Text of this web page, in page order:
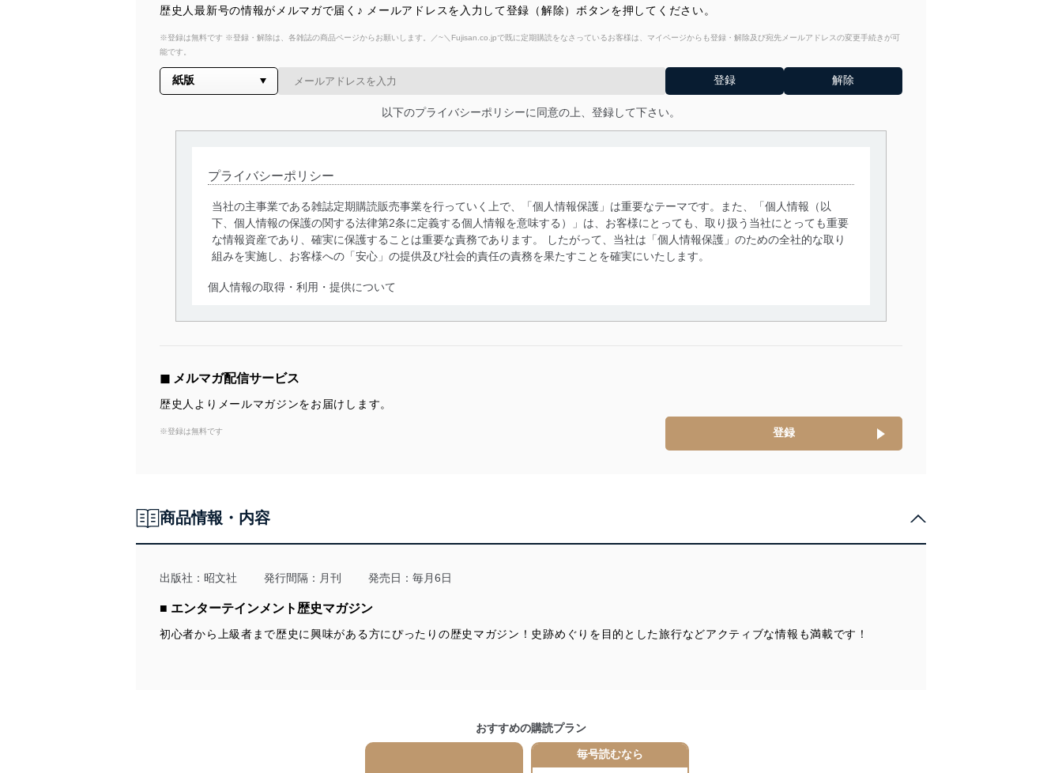
歴史人最新号の情報がメルマガで届く♪ メールアドレスを入力して登録（解除）ボタンを押してください。
※登録は無料です ※登録・解除は、各雑誌の商品ページからお願いします。／~＼Fujisan.co.jpで既に定期購読をなさっているお客様は、マイページからも登録・解除及び宛先メールアドレスの変更手続きが可
能です。
以下のプライバシーポリシーに同意の上、登録して下さい。
プライバシーポリシー
当社の主事業である雑誌定期購読販売事業を行っていく上で、「個人情報保護」は重要なテーマです。また、「個人情報（以
下、個人情報の保護の関する法律第2条に定義する個人情報を意味する）」は、お客様にとっても、取り扱う当社にとっても重要
な情報資産であり、確実に保護することは重要な責務であります。 したがって、当社は「個人情報保護」のための全社的な取り
組みを実施し、お客様への「安心」の提供及び社会的責任の責務を果たすことを確実にいたします。
個人情報の取得・利用・提供について
当社は、個人情報の取得・利用・提供に際して、その利用目的を明確にし、本人の同意を得たうえで利用目的の達成に必要な範
法令遵守
当社は、個人情報に関連する法令、国が定める指針及びその他の規範を遵守します。また、当社の管理の仕組みに、これらの法
当社は、個人情報の正確性及び安全性を確保するために、下記セキュリティ対策をはじめとする安全対策を実施し、個人情報の
漏えい、滅失またはき損の防止及び是正に努めます。
しています。
アクセス者の識別と認証
機器に標準装備されているユーザー制御機能（ユーザーアカウント制御）により、個人情報データベース等を取り扱う情報
◼︎ メルマガ配信サービス
歴史人よりメールマガジンをお届けします。
※登録は無料です 登録
商品情報・内容
出版社： 昭文社 発行間隔：月刊 発売日：毎月6日
■ エンターテインメント歴史マガジン
初心者から上級者まで歴史に興味がある方にぴったりの歴史マガジン！史跡めぐりを目的とした旅行などアクティブな情報も満載です！
おすすめの購読プラン
毎号読むなら